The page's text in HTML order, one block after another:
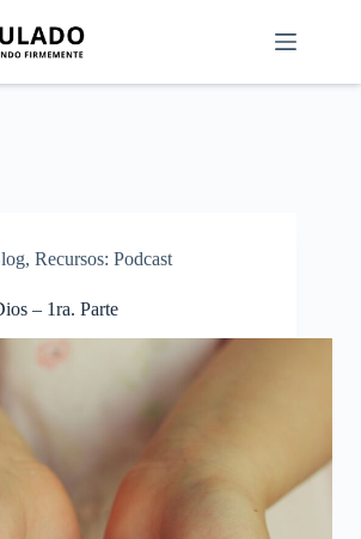
, Recursos: Podcast
– 1ra. Parte